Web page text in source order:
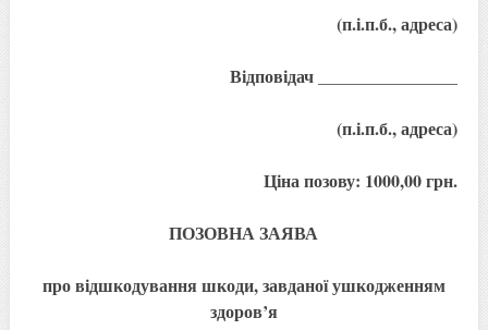
(п.і.п.б., адреса)
Відповідач ________________
(п.і.п.б., адреса)
Ціна позову: 1000,00 грн.
ПОЗОВНА ЗАЯВА
про відшкодування шкоди, завданої ушкодженням
здоров’я